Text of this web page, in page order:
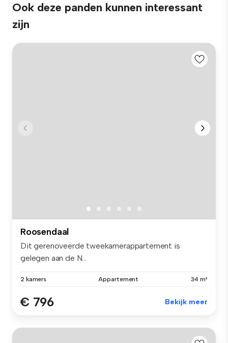
Ook deze panden kunnen interessant
zijn
Roosendaal
Dit gerenoveerde tweekamerappartement is
gelegen aan de N...
2 kamers Appartement 34 m²
€ 796 Bekijk meer